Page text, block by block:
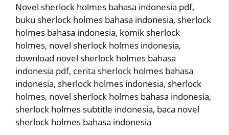
Novel sherlock holmes bahasa indonesia pdf,
buku sherlock holmes bahasa indonesia, sherlock
holmes bahasa indonesia, komik sherlock
holmes, novel sherlock holmes indonesia,
download novel sherlock holmes bahasa
indonesia pdf, cerita sherlock holmes bahasa
indonesia, sherlock holmes indonesia, sherlock
holmes, novel sherlock holmes bahasa indonesia,
sherlock holmes subtitle indonesia, baca novel
sherlock holmes bahasa indonesia